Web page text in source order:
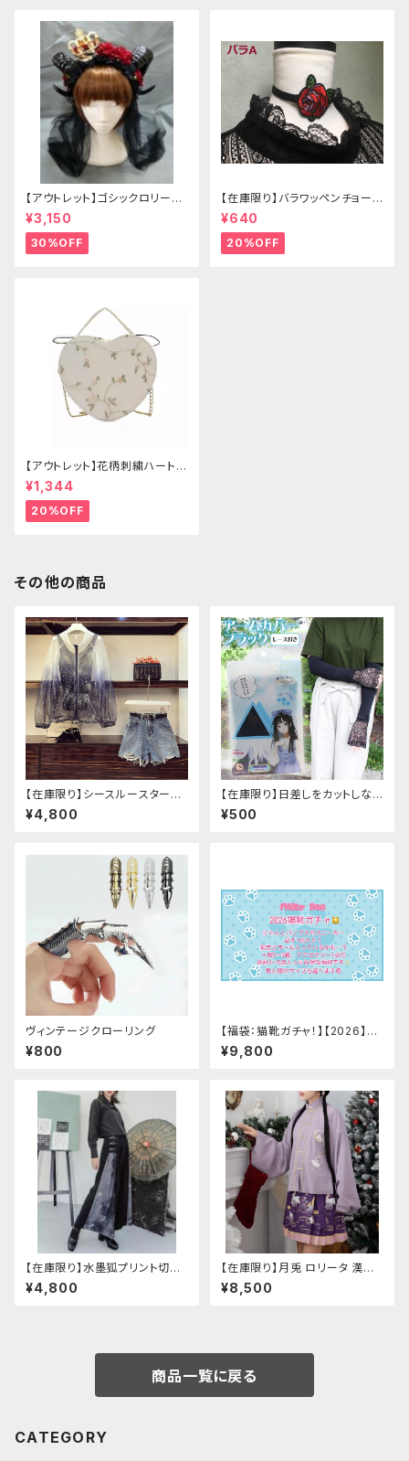
【アウトレット】ゴシックロリータ
ゴールドクラウン＆ホーン(ヴェ
ール付き)
¥3,150
30%OFF
【在庫限り】バラワッペンチョーカ
ー
¥640
20%OFF
【アウトレット】花柄刺繍ハートバ
ッグ
¥1,344
20%OFF
その他の商品
【在庫限り】シースルースターリ
ージャケットデニムパンツセット
アップ
¥4,800
【在庫限り】日差しをカットしな
がら手元もオシャレに♪ UVア
ームカバー ブラック レース
¥500
ヴィンテージクローリング
¥800
【福袋：猫靴ガチャ！】【2026】Mi
lky Rag 福袋
¥9,800
【在庫限り】水墨狐プリント切替
サイドバックルワイドパンツ（Lサ
イズ
¥4,800
【在庫限り】月兎 ロリータ 漢服
ツーピース セットアップ チャイ
ナ風 華ロリ ロリィタ 刺繍 和柄
い カジュアル ファッション 民族
¥8,500
商品一覧に戻る
CATEGORY